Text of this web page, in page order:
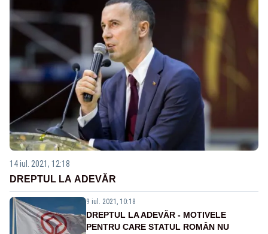
14 iul. 2021, 12:18
DREPTUL LA ADEVĂR
9 iul. 2021, 10:18
DREPTUL LA ADEVĂR - MOTIVELE
PENTRU CARE STATUL ROMÂN NU